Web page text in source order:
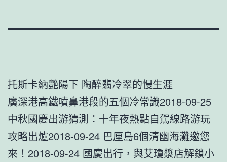
托斯卡納艷陽下 陶醉翡冷翠的慢生涯
廣深港高鐵噴鼻港段的五個冷常識2018-09-25
中秋國慶出游猜測：十年夜熱點自駕線路游玩
攻略出爐2018-09-24 巴厘島6個清幽海灘邀您
來！2018-09-24 國慶出行，與艾瓊漿店解鎖小